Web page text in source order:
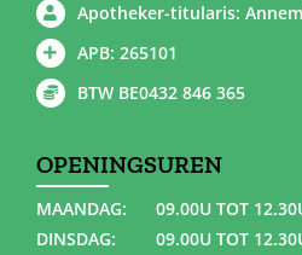
Apotheker-titularis:
APB: 265101
BTW BE0432 846 365
OPENINGSUREN
MAANDAG:
09.00U TOT
DINSDAG:
09.00U TOT